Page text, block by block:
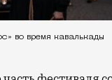
во время кавалькады